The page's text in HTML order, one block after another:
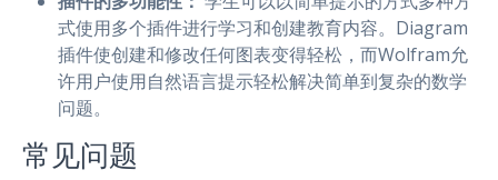
式使用多个插件进行学习和创建教育内容。Diagram
插件使创建和修改任何图表变得轻松，而Wolfram允
许用户使用自然语言提示轻松解决简单到复杂的数学
问题。
常见问题